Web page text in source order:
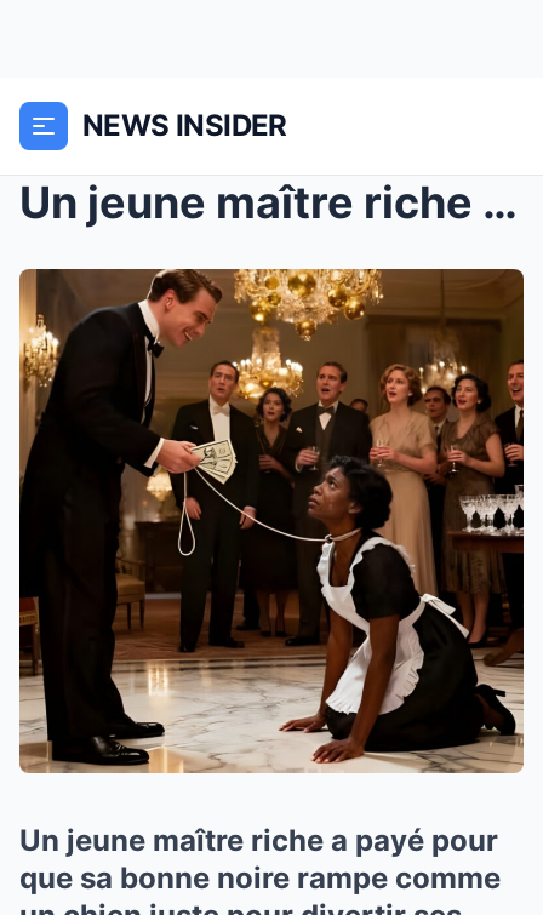
NEWS INSIDER
Un jeune maître riche a payé pour que sa bonne noi...
Un jeune maître riche a payé pour
que sa bonne noire rampe comme